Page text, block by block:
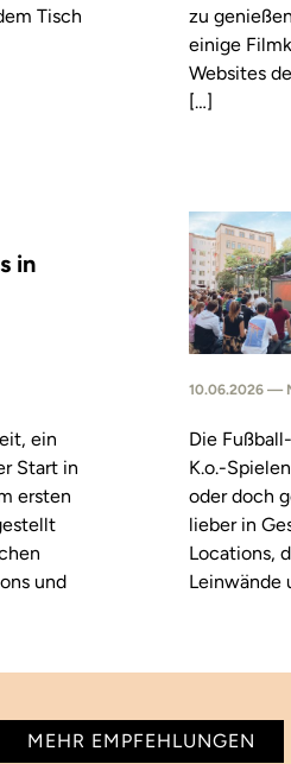
Tisch
zu
einige
Websites
[…]
in
ein
Start in
ersten
und
10.06.2026 —
Die
K.o.-
oder doch
lieber in
Locations,
Leinwände
MEHR EMPFEHLUNGEN